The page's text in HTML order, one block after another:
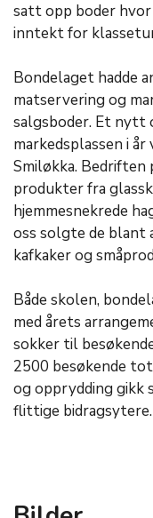
satt opp boder
inntekt for
Bondelaget hadde
matservering og
salgsboder. Et
markedsplassen i
Smiløkka.
produkter fra
hjemmesnekrede
oss solgte de blant
kafkaker og
Både skolen,
med årets
sokker til
2500 besøkende
og opprydding gikk
flittige bidragsytere.